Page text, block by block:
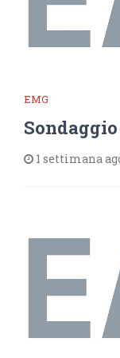
EMG
1 settimana